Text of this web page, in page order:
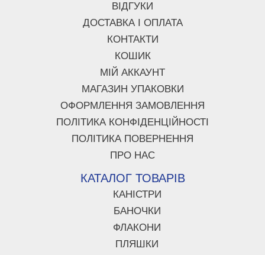
ВІДГУКИ
ДОСТАВКА І ОПЛАТА
КОНТАКТИ
КОШИК
МІЙ АККАУНТ
МАГАЗИН УПАКОВКИ
ОФОРМЛЕННЯ ЗАМОВЛЕННЯ
ПОЛІТИКА КОНФІДЕНЦІЙНОСТІ
ПОЛІТИКА ПОВЕРНЕННЯ
ПРО НАС
КАТАЛОГ ТОВАРІВ
КАНІСТРИ
БАНОЧКИ
ФЛАКОНИ
ПЛЯШКИ